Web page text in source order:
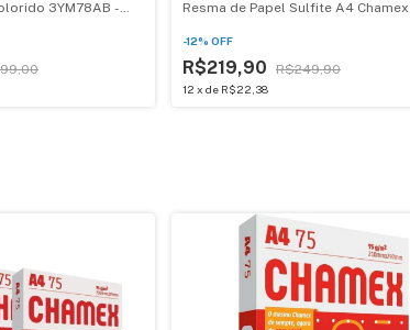
3YM78AB -
Resma de Papel Sulfite A4 Chamex
-12% OFF
R$219,90 R$249,90
12 x de R$22,38